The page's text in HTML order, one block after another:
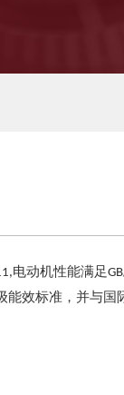
电动机性能满足
能效标准，并与国